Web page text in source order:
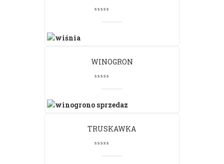
WINOGRON
TRUSKAWKA